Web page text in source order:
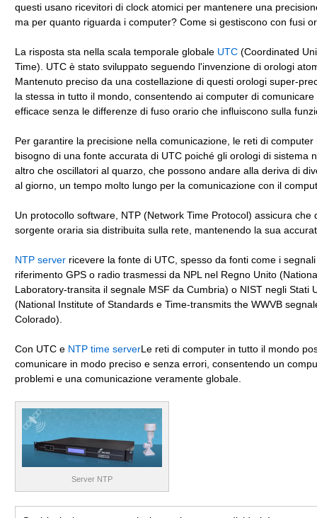
questi usano ricevitori di clock atomici per mantenere una
ma per quanto riguarda i computer? Come si gestiscono con fusi
La risposta sta nella scala temporale globale UTC (Coordinated
Time). UTC è stato sviluppato seguendo l'invenzione di orologi
Mantenuto preciso da una costellazione di questi orologi super-
la stessa in tutto il mondo, consentendo ai computer di comunicare
efficace senza le differenze di fuso orario che influiscono sulla
Per garantire la precisione nella comunicazione, le reti di computer
bisogno di una fonte accurata di UTC poiché gli orologi di sistema
altro che oscillatori al quarzo, che possono andare alla deriva di
al giorno, un tempo molto lungo per la comunicazione con il
Un protocollo software, NTP (Network Time Protocol) assicura che
sorgente oraria sia distribuita sulla rete, mantenendo la sua
NTP server ricevere la fonte di UTC, spesso da fonti come i
riferimento GPS o radio trasmessi da NPL nel Regno Unito
Laboratory-transita il segnale MSF da Cumbria) o NIST negli Stati
(National Institute of Standards e Time-transmits the WWVB
Colorado).
Con UTC e NTP time serverLe reti di computer in tutto il mondo
comunicare in modo preciso e senza errori, consentendo un
problemi e una comunicazione veramente globale.
Server NTP